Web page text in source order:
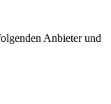
Anbieter und